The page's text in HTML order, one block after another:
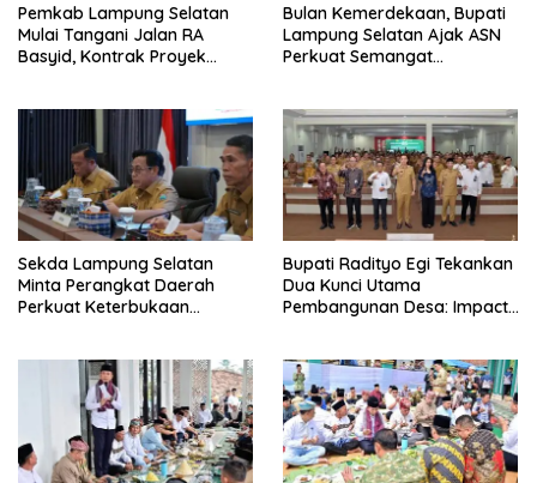
Pemkab Lampung Selatan
Mulai Tangani Jalan RA
Basyid, Kontrak Proyek
Bulan Kemerdekaan, Bupati
Lampung Selatan Ajak ASN
Perkuat Semangat
Sekda Lampung Selatan
Minta Perangkat Daerah
Perkuat Keterbukaan
Bupati Radityo Egi Tekankan
Dua Kunci Utama
Pembangunan Desa: Impact